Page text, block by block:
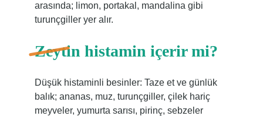
arasında; limon, portakal, mandalina gibi
turunçgiller yer alır.
Zeytin histamin içerir mi?
Düşük histaminli besinler: Taze et ve günlük
balık; ananas, muz, turunçgiller, çilek hariç
meyveler, yumurta sarısı, pirinç, sebzeler